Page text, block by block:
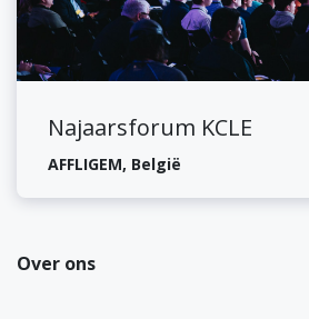
Najaarsforum KCLE
AFFLIGEM, België
Over ons